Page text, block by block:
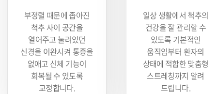
부정렬 때문에 좁아진
척추 사이 공간을
열어주고 눌려있던
신경을 이완시켜 통증을
없애고 신체 기능이
회복될 수 있도록
교정합니다.
일상 생활에서 척추의
건강을잘 관리할 수
있도록 기본적인
움직임부터 환자의
상태에 적합한 맞춤형
스트레칭까지 알려
드립니다.